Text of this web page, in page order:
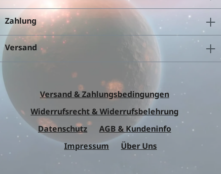
Zahlung
Versand
Versand & Zahlungsbedingungen
Widerrufsrecht & Widerrufsbelehrung
Datenschutz
AGB & Kundeninfo
Impressum
Über Uns